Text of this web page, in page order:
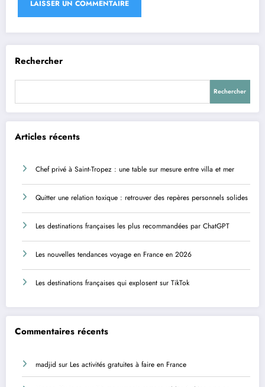
Rechercher
Rechercher
Articles récents
Chef privé à Saint-Tropez : une table sur mesure entre villa et mer
Quitter une relation toxique : retrouver des repères personnels solides
Les destinations françaises les plus recommandées par ChatGPT
Les nouvelles tendances voyage en France en 2026
Les destinations françaises qui explosent sur TikTok
Commentaires récents
madjid sur Les activités gratuites à faire en France